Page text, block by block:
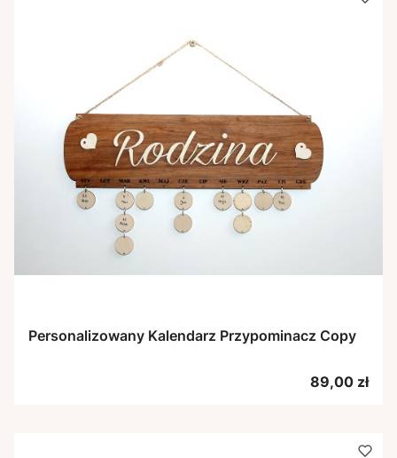
Personalizowany Kalendarz Przypominacz Copy
Cena
89,00 zł